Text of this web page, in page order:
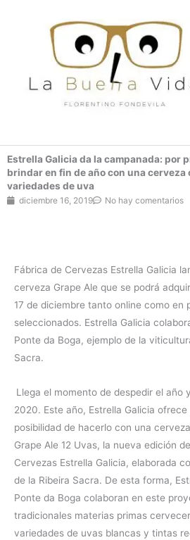
Estrella Galicia da la campanada: por
brindar en fin de año con una cerveza
variedades de uva
diciembre 16, 2019 No hay comentarios
Fábrica de Cervezas Estrella Galicia
cerveza Grape Ale que se podrá
17 de diciembre tanto online como en
seleccionados. Estrella Galicia
Ponte da Boga, ejemplo de la
Sacra.
Llega el momento de despedir el año
2020. Este año, Estrella Galicia
posibilidad de hacerlo con una
Grape Ale 12 Uvas, la nueva edición
Cervezas Estrella Galicia, elaborada
de la Ribeira Sacra. De esta forma,
Ponte da Boga colaboran en este
tradicionales materias primas
variedades de uvas blancas y tintas